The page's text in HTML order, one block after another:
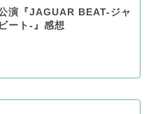
演『JAGUAR BEAT-ジャ
ート-』感想